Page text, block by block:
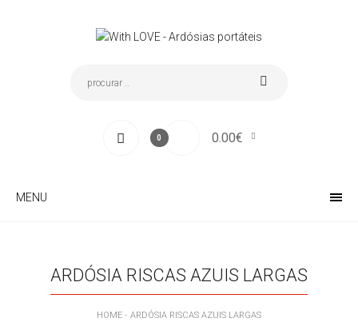
0 0.00€
MENU
ARDÓSIA RISCAS AZUIS LARGAS
HOME ARDÓSIA RISCAS AZUIS LARGAS